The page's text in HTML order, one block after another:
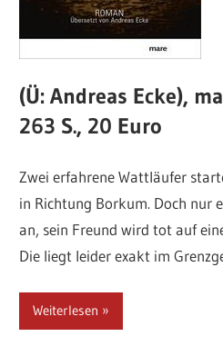
(Ü: Andreas Ecke),
263 S., 20 Euro
Zwei erfahrene Wattläufer
in Richtung Borkum. Doch nur
an, sein Freund wird tot auf
Die liegt leider exakt im
Weiterlesen